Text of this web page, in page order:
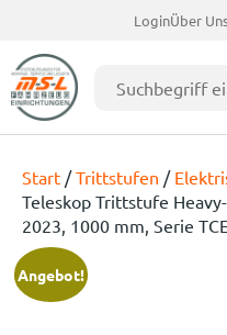
LoginÜber
Start /Trittstufen /
Teleskop Trittstufe
2023, 1000 mm, Serie
Angebot!